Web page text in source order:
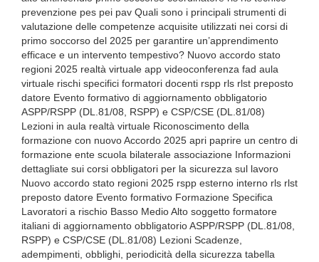
prevenzione pes pei pav Quali sono i principali strumenti di
valutazione delle competenze acquisite utilizzati nei corsi di
primo soccorso del 2025 per garantire un’apprendimento
efficace e un intervento tempestivo? Nuovo accordo stato
regioni 2025 realtà virtuale app videoconferenza fad aula
virtuale rischi specifici formatori docenti rspp rls rlst preposto
datore Evento formativo di aggiornamento obbligatorio
ASPP/RSPP (DL.81/08, RSPP) e CSP/CSE (DL.81/08)
Lezioni in aula realtà virtuale Riconoscimento della
formazione con nuovo Accordo 2025 apri paprire un centro di
formazione ente scuola bilaterale associazione Informazioni
dettagliate sui corsi obbligatori per la sicurezza sul lavoro
Nuovo accordo stato regioni 2025 rspp esterno interno rls rlst
preposto datore Evento formativo Formazione Specifica
Lavoratori a rischio Basso Medio Alto soggetto formatore
italiani di aggiornamento obbligatorio ASPP/RSPP (DL.81/08,
RSPP) e CSP/CSE (DL.81/08) Lezioni Scadenze,
adempimenti, obblighi, periodicità della sicurezza tabella